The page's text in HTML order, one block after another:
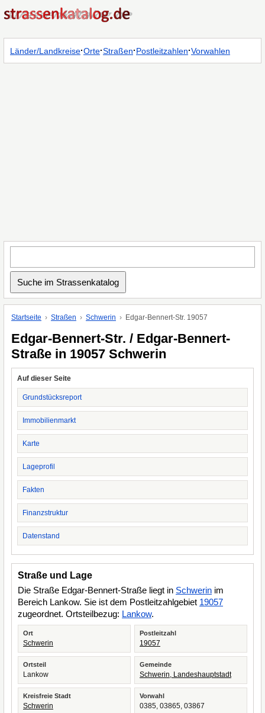
Länder/Landkreise·Orte·Straßen·Postleitzahlen·Vorwahlen
Startseite Straßen Schwerin Edgar-Bennert-Str. 19057
Edgar-Bennert-Str. / Edgar-Bennert-
Straße in 19057 Schwerin
Auf dieser Seite
Grundstücksreport
Immobilienmarkt
Karte
Lageprofil
Fakten
Finanzstruktur
Datenstand
Straße und Lage
Die Straße Edgar-Bennert-Straße liegt in Schwerin im
Bereich Lankow. Sie ist dem Postleitzahlgebiet 19057
zugeordnet. Ortsteilbezug: Lankow.
Ort
Schwerin
Postleitzahl
19057
Ortsteil
Lankow
Gemeinde
Schwerin, Landeshauptstadt
Kreisfreie Stadt
Schwerin
Vorwahl
0385, 03865, 03867